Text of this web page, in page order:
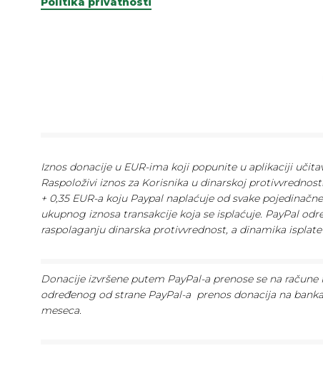
Iznos donacije u EUR-ima koji popunite u aplikaciji
Raspoloživi iznos za Korisnika u dinarskoj
+ 0,35 EUR-a koju Paypal naplaćuje od svake
ukupnog iznosa transakcije koja se isplaćuje. PayPal
raspolaganju dinarska protivvrednost, a dinamika
Donacije izvršene putem PayPal-a prenose se na
određenog od strane PayPal-a prenos donacija na
meseca.